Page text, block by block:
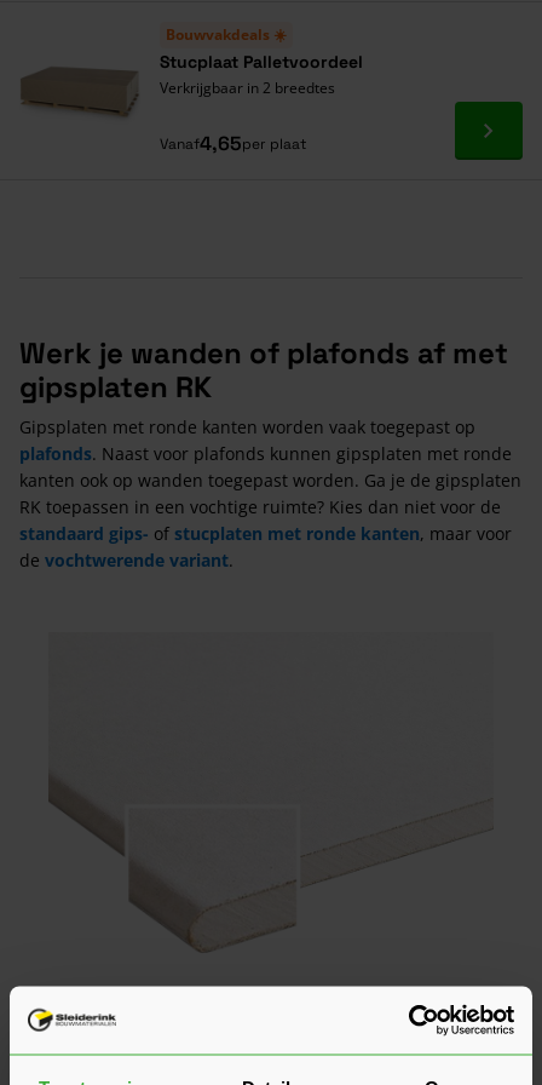
Bouwvakdeals ☀️
Stucplaat Palletvoordeel
Verkrijgbaar in 2 breedtes
Vanaf4,65per plaat Ga
Werk je wanden of plafonds af met
gipsplaten RK
Gipsplaten met ronde kanten worden vaak toegepast op
plafonds. Naast voor plafonds kunnen gipsplaten met ronde
kanten ook op wanden toegepast worden. Ga je de gipsplaten
RK toepassen in een vochtige ruimte? Kies dan niet voor de
standaard gips- of stucplaten met ronde kanten, maar voor
de vochtwerende variant.